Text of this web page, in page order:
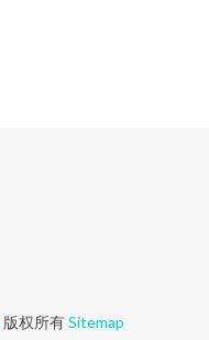
版权所有Sitemap